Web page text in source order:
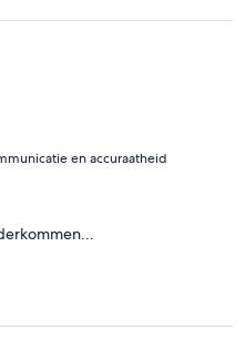
Jammer want verder wel
opnieuw willen verblijven
en accuraatheid